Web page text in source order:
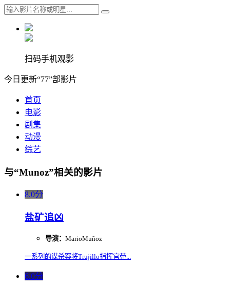
扫码手机观影
今日更新“77”部影片
首页
电影
剧集
动漫
综艺
与“Munoz”相关的影片
8.0分
盐矿追凶
导演： MarioMuñoz
一系列的谋杀案将Trujillo指挥官带...
6.0分